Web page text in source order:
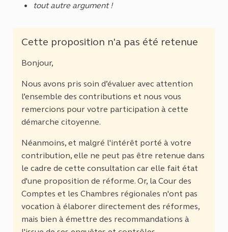
tout autre argument !
Cette proposition n'a pas été retenue
Bonjour,
Nous avons pris soin d’évaluer avec attention
l’ensemble des contributions et nous vous
remercions pour votre participation à cette
démarche citoyenne.
Néanmoins, et malgré l'intérêt porté à votre
contribution, elle ne peut pas être retenue dans
le cadre de cette consultation car elle fait état
d'une proposition de réforme. Or, la Cour des
Comptes et les Chambres régionales n'ont pas
vocation à élaborer directement des réformes,
mais bien à émettre des recommandations à